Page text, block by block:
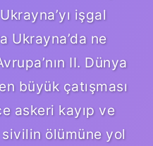
işgal
Ukrayna’da ne
II. Dünya
büyük çatışması
askeri kayıp ve
ölümüne yol